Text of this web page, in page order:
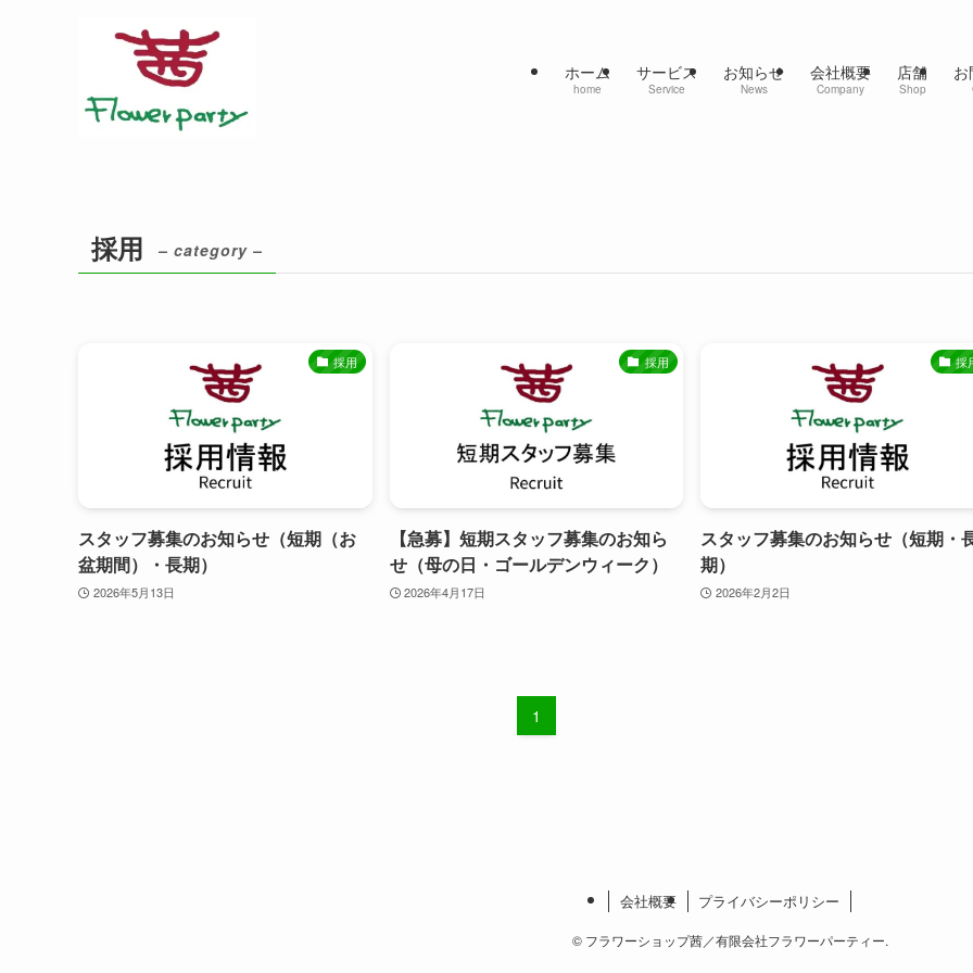
ホーム
home
サービス
Service
お知らせ
News
会社概要
Company
店舗
Shop
採用 – category –
採用
スタッフ募集のお知らせ（短期（お
盆期間）・長期）
2026年5月13日
採用
【急募】短期スタッフ募集のお知ら
せ（母の日・ゴールデンウィーク）
2026年4月17日
採
スタッフ募集のお知らせ（短期・
期）
2026年2月2日
1
会社概要 プライバシーポリシー
©フラワーショップ茜／有限会社フラワーパーティー.